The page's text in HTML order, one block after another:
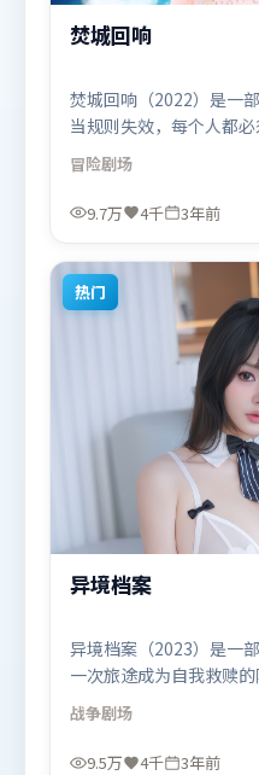
焚城回响
焚城回响（2022）是一
当规则失效，每个人都
场与底线。高潮段落信
扣同时完成。由让-皮埃
音、弗洛伦丝·皮尤，汤
合喜欢冒险题材的观众
冒险剧场
9.7万 4千 3年前
热门
异境档案
异境档案（2023）是一
一次旅途成为自我救赎
彼此呼应。人物关系网复
推动信息增量。由吕克·
米、孙艺珍、堺雅人，雷
战争剧场
9.5万 4千 3年前